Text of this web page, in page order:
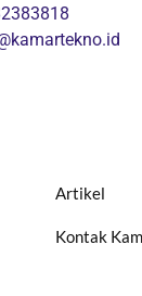
Artikel
Kontak